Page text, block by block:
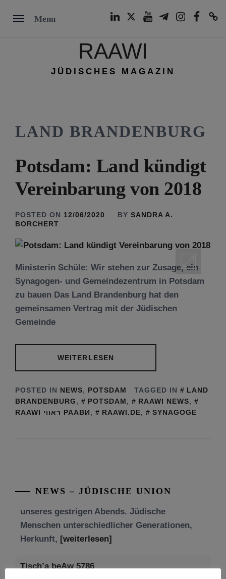
Menu
RAAWI
JÜDISCHES MAGAZIN
LAND BRANDENBURG
Potsdam: Land kündigt
Vereinbarung von 2018
POSTED ON 12/06/2020 BY SANDRA A.
BORCHERT
Ministerin Schüle: Wir stehen zur Zusage, ein
Synagogen- und Gemeindezentrum in Potsdam
zu bauen Das Land Brandenburg hat den
gemeinsamen Vertrag mit der Jüdischen
Gemeinde
WEITERLESEN
POSTED IN NEWS, POTSDAM TAGGED IN
LAND
BRANDENBURG, POTSDAM, RAAWI NEWS,
RAAWI ראווי РААВИ, RAAWI.DE, SYNAGOGE
NEWS – JÜDISCHE UNION
Menschen unterschiedlicher Generationen,
Tisch’a beAw 5786
an die Zerstörung des Ersten und